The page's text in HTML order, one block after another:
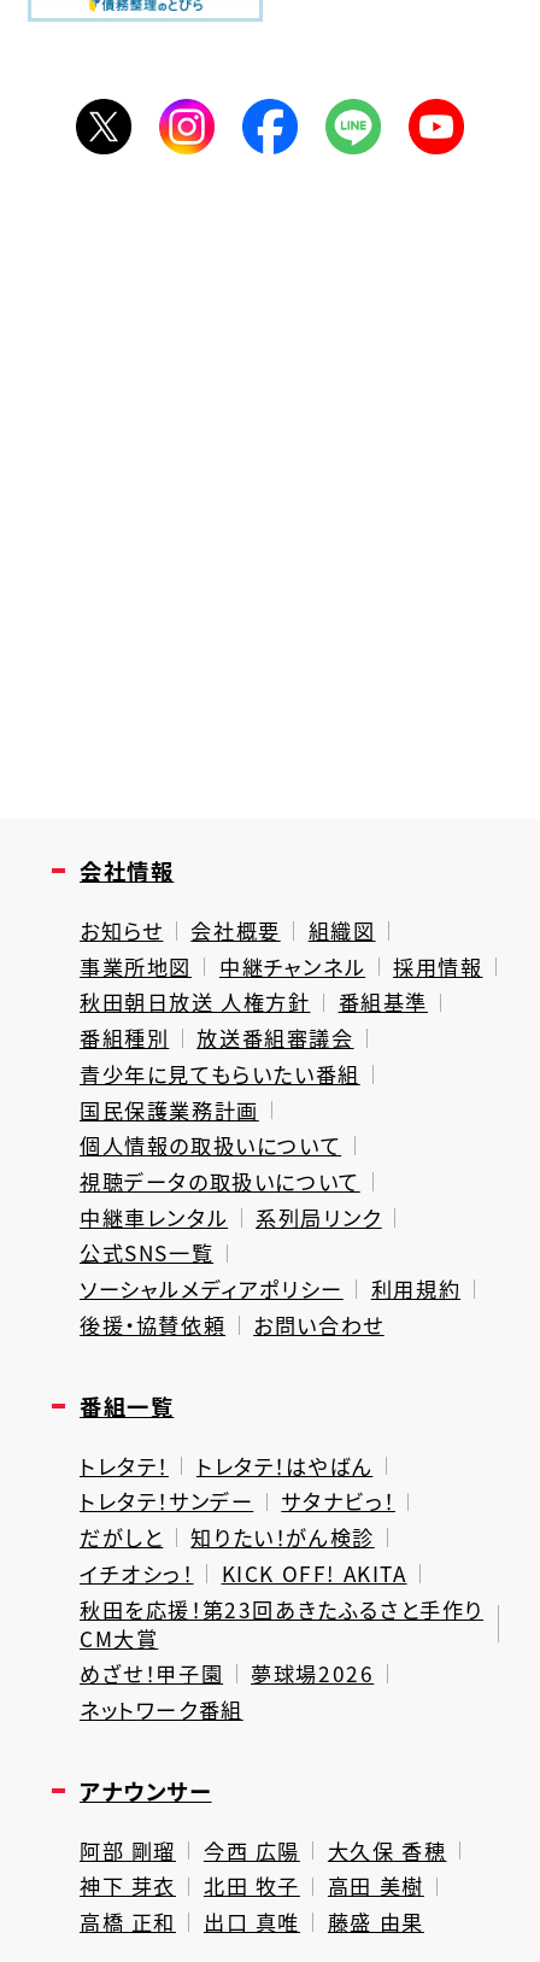
会社情報
お知らせ 会社概要
組織図
事業所地図
中継チャンネル
採用情報
秋田朝日放送 人権方針
番組基準
番組種別
放送番組審議会
青少年に見てもらいたい番組
国民保護業務計画
個人情報の取扱いについて
視聴データの取扱いについて
中継車レンタル
系列局リンク
公式SNS一覧
ソーシャルメディアポリシー
利用規約
後援・協賛依頼
お問い合わせ
番組一覧
トレタテ！
トレタテ！はやばん
トレタテ！サンデー
サタナビっ！
だがしと
知りたい！がん検診
イチオシっ！
KICK OFF! AKITA
秋田を応援！第23回あきたふるさと手作り
CM大賞
めざせ！甲子園
夢球場2026
ネットワーク番組
アナウンサー
阿部 剛瑠 今西 広陽
大久保 香穂
神下 芽衣
北田 牧子
高田 美樹
高橋 正和
出口 真唯 藤盛 由果